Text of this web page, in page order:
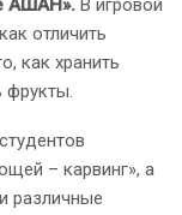
АШАН». В игровой
отличить
как хранить
фрукты.
– карвинг», а
различные